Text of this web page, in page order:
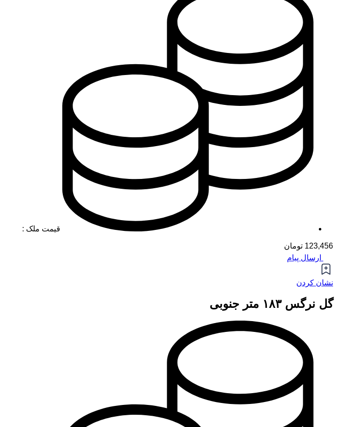
قیمت ملک :
123,456 تومان
ارسال پیام
نشان کردن
گل نرگس ۱۸۳ متر جنوبی